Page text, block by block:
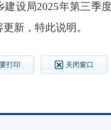
建设局2025年第三季
新，特此说明。
打印 关闭窗口